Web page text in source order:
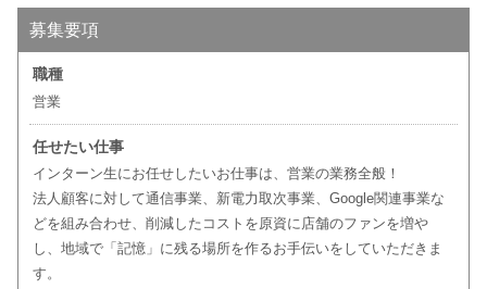
募集要項
職種
営業
任せたい仕事
インターン生にお任せしたいお仕事は、営業の業務全般！
法人顧客に対して通信事業、新電力取次事業、Google関連事業な
どを組み合わせ、削減したコストを原資に店舗のファンを増や
し、地域で「記憶」に残る場所を作るお手伝いをしていただきま
す。